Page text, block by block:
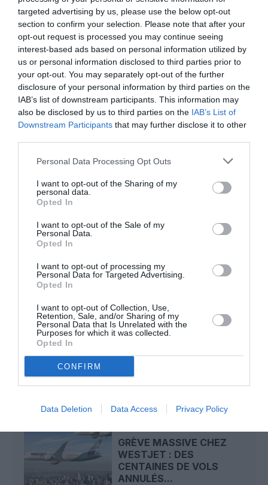
targeted advertising by us, please use the below opt-out
section to confirm your selection. Please note that after your
opt-out request is processed you may continue seeing
interest-based ads based on personal information utilized by
us or personal information disclosed to third parties prior to
your opt-out. You may separately opt-out of the further
disclosure of your personal information by third parties on the
IAB’s list of downstream participants. This information may
also be disclosed by us to third parties on the IAB’s List of
Downstream Participants that may further disclose it to other
Personal Data Processing Opt Outs
I want to opt-out of the Sharing of my
personal data.
Opted In
I want to opt-out of the Sale of my
Personal Data.
Opted In
I want to opt-out of processing my
Personal Data for Targeted Advertising.
Opted In
I want to opt-out of Collection, Use,
Retention, Sale, and/or Sharing of my
Personal Data that Is Unrelated with the
Purposes for which it was collected.
Opted In
CONFIRM
Data Deletion Data Access Privacy Policy
DERNIERS COMMENTAIRES
Mathématiquesa commenté l'article :
19 h 23 sans escale : le Boeing 777F de National
Airlines relie l’Écosse à l’Australie
Badissi novembria commenté l'article :
l’horizon 2030
aeroport Berlin
LIRE AUSSI
REDEVANCES
SCARA CONTESTE LES
GRÈVE MASSIVE CHEZ
WESTJET : DES
CENTAINES DE VOLS
ANNULÉS...